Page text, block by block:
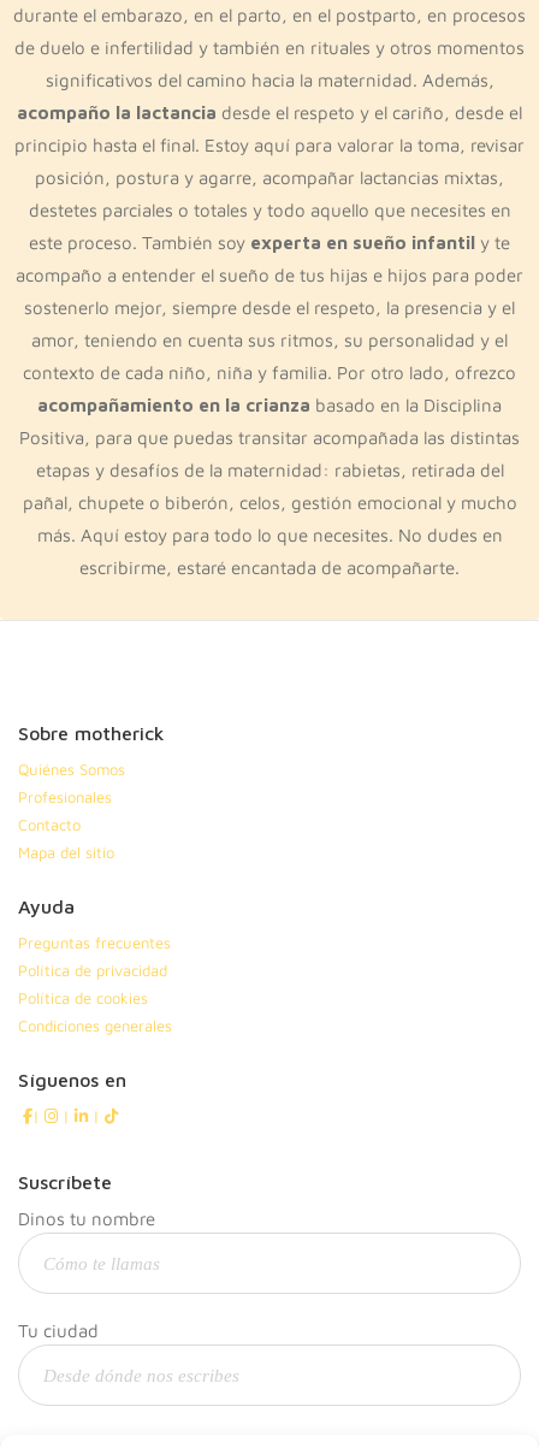
durante el embarazo, en el parto, en el postparto, en procesos
de duelo e infertilidad y también en rituales y otros momentos
significativos del camino hacia la maternidad. Además,
acompaño la lactancia desde el respeto y el cariño, desde el
principio hasta el final. Estoy aquí para valorar la toma, revisar
posición, postura y agarre, acompañar lactancias mixtas,
destetes parciales o totales y todo aquello que necesites en
este proceso. También soy experta en sueño infantil y te
acompaño a entender el sueño de tus hijas e hijos para poder
sostenerlo mejor, siempre desde el respeto, la presencia y el
amor, teniendo en cuenta sus ritmos, su personalidad y el
contexto de cada niño, niña y familia. Por otro lado, ofrezco
acompañamiento en la crianza basado en la Disciplina
Positiva, para que puedas transitar acompañada las distintas
etapas y desafíos de la maternidad: rabietas, retirada del
pañal, chupete o biberón, celos, gestión emocional y mucho
más. Aquí estoy para todo lo que necesites. No dudes en
escribirme, estaré encantada de acompañarte.
Sobre motherick
Quiénes Somos
Profesionales
Contacto
Mapa del sitio
Ayuda
Preguntas frecuentes
Política de privacidad
Política de cookies
Condiciones generales
Síguenos en
| | |
Suscríbete
Dinos tu nombre
Tu ciudad